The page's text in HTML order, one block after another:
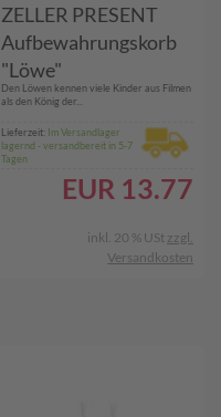
ZELLER PRESENT
Aufbewahrungskorb
"Löwe"
Den Löwen kennen viele Kinder aus Filmen
als den König der...
Lieferzeit: Im Versandlager
lagernd - versandbereit in 5-7
Tagen
EUR 13.77
inkl. 20 % USt zzgl.
Versandkosten